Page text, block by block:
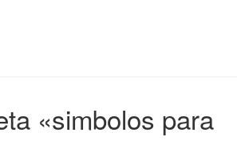
«simbolos para